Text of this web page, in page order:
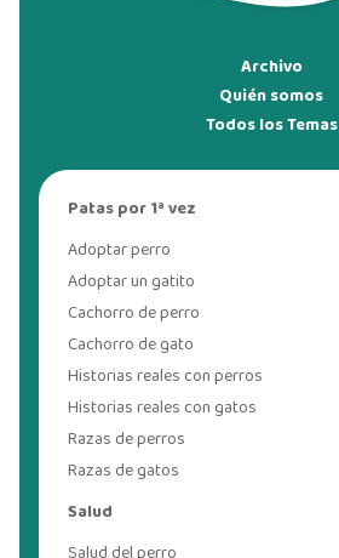
Archivo
Quién somos
Todos los Temas
Patas por 1ª vez
Adoptar perro
Adoptar un gatito
Cachorro de perro
Cachorro de gato
Historias reales con perros
Historias reales con gatos
Razas de perros
Razas de gatos
Salud